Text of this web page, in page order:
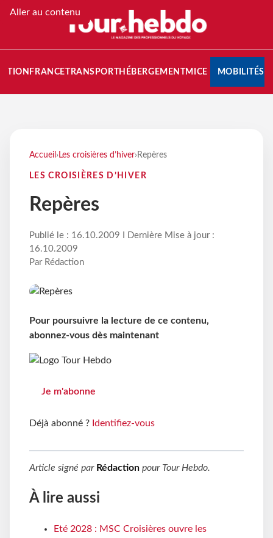
Aller au contenu
FRANCETRANSPORT HÉBERGEMENTMICE MOBILITÉS
Accueil › Les croisières d’hiver› Repères
LES CROISIÈRES D’HIVER
Repères
Publié le : 16.10.2009 I Dernière Mise à jour :
16.10.2009
Par Rédaction
Pour poursuivre la lecture de ce contenu,
abonnez-vous dès maintenant
Je m'abonne
Déjà abonné ? Identifiez-vous
Article signé par Rédaction pour Tour Hebdo.
À lire aussi
Eté 2028 : MSC Croisières ouvre les